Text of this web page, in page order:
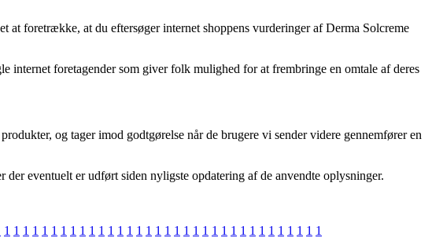
at foretrække, at du eftersøger internet shoppens vurderinger af Derma Solcreme
internet foretagender som giver folk mulighed for at frembringe en omtale af deres
og tager imod godtgørelse når de brugere vi sender videre gennemfører en
eventuelt er udført siden nyligste opdatering af de anvendte oplysninger.
1 1 1 1 1 1 1 1 1 1 1 1 1 1 1 1 1 1 1 1 1 1 1 1 1 1 1 1 1 1 1 1 1 1